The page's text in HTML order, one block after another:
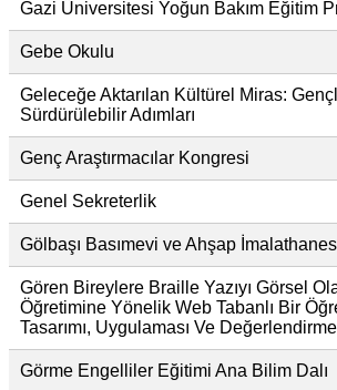
Gazi Üniversitesi Yoğun Bakım Eğitim
Gebe Okulu
Geleceğe Aktarılan Kültürel Miras:
Sürdürülebilir Adımları
Genç Araştırmacılar Kongresi
Genel Sekreterlik
Gölbaşı Basımevi ve Ahşap
Gören Bireylere Braille Yazıyı Görsel
Öğretimine Yönelik Web Tabanlı Bir
Tasarımı, Uygulaması Ve
Görme Engelliler Eğitimi Ana Bilim Dalı